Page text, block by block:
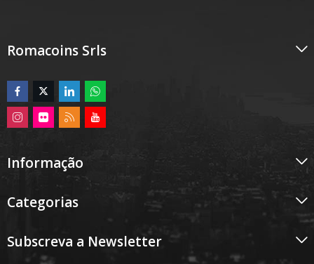
Romacoins Srls
Informação
Categorias
Subscreva a Newsletter